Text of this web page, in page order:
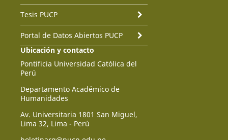
Tesis PUCP
Portal de Datos Abiertos PUCP
Ubicación y contacto
Pontificia Universidad Católica del
Perú
Departamento Académico de
Humanidades
Av. Universitaria 1801 San Miguel,
Lima 32, Lima - Perú